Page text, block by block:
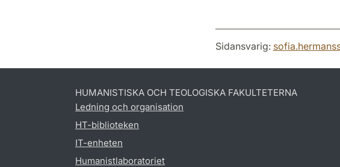
Sidansvarig:
HUMANISTISKA OCH TEOLOGISKA FAKULTETERNA
Ledning och organisation
HT-biblioteken
IT-enheten
Humanistlaboratoriet